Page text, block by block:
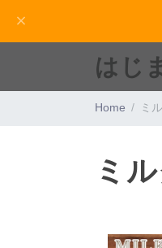
はじ
Home ミ
ミ